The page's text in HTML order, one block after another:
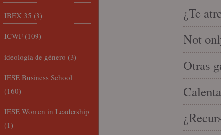
¿Te
Not
Otras
IBEX 35 (3)
ICWF (109)
ideología de género (3)
IESE Business School
(160)
IESE Women in Leadership
(1)